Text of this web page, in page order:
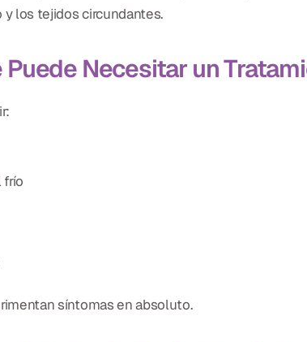
los tejidos circundantes.
Puede Necesitar un
frío
síntomas en absoluto.